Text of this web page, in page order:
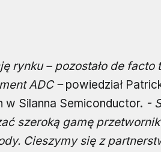
rynku – pozostało de facto
ADC –powiedział
Silanna Semiconductor. -
szeroką gamę
Cieszymy się z